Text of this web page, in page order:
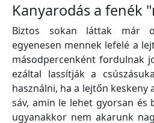
Kanyarodás a fenék
Biztos sokan láttak már
egyenesen mennek lefelé a
másodpercenként fordulnak
ezáltal lassítják a
használni, ha a lejtőn keskeny
sáv, amin le lehet gyorsan és
ugyanakkor nem akarunk